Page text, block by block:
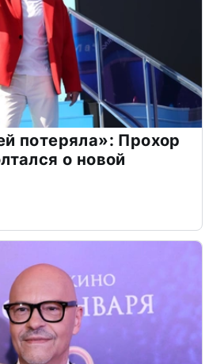
потеряла»: Прохор
о новой